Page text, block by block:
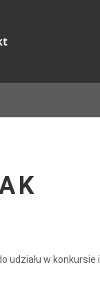
udziału w konkursie i